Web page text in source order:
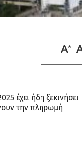
έχει ήδη ξεκινήσει
την πληρωμή